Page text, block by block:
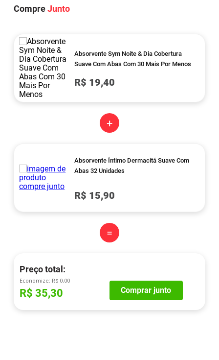
CompreJunto
Absorvente Sym Noite & Dia Cobertura
Suave Com Abas Com 30 Mais Por Menos
R$ 19,40
+
Absorvente Íntimo Dermacitá Suave Com
Abas 32 Unidades
R$ 15,90
=
Preço total:
Economize: R$ 0,00
R$ 35,30 Comprar junto